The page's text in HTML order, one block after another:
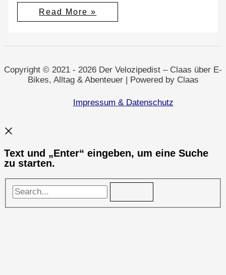
Warum
du
kannst
Read More »
Copyright © 2021 - 2026 Der Velozipedist – Claas über E-
Bikes, Alltag & Abenteuer | Powered by Claas
Impressum & Datenschutz
Text und „Enter“ eingeben, um eine Suche
zu starten.
Search...